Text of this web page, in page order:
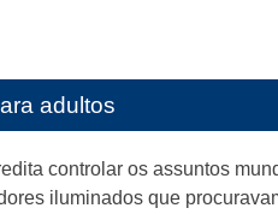
adultos
controlar os assuntos
iluminados que